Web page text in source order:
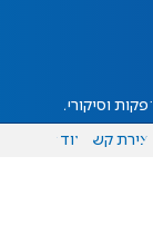
הפקות וסיקורים
יצירת קשר עוד